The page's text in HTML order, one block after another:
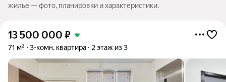
жилье — фото, планировки и характеристики.
13 500 000 ₽
71 м² 3-комн. квартира 2 этаж из 3